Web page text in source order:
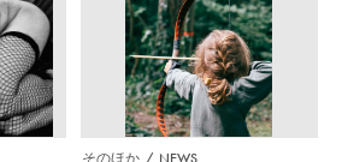
そのほか NEWS